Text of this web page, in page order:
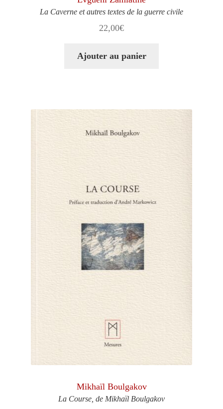
La Caverne et autres textes de la guerre civile
22,00€
Ajouter au panier
Mikhaïl Boulgakov
La Course, de Mikhaïl Boulgakov